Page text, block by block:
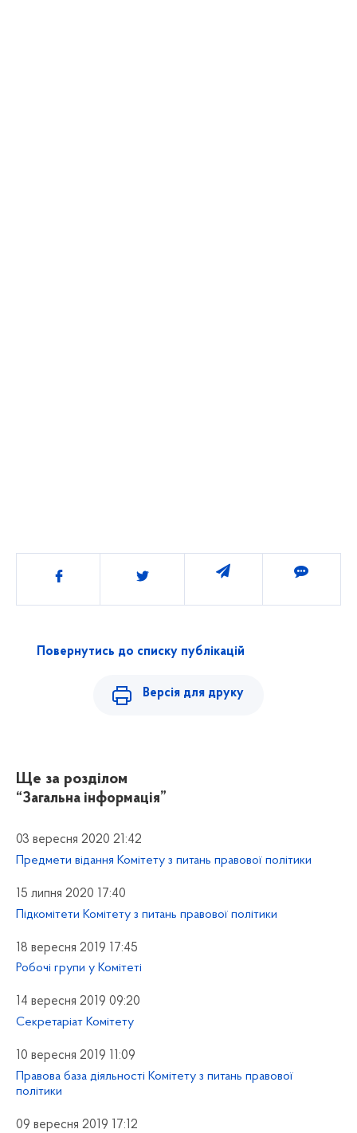
Поділитись
Повернутись до списку публікацій
Версія для друку
Ще за розділом
“Загальна інформація”
03 вересня 2020 21:42
Предмети відання Комітету з питань правової політики
15 липня 2020 17:40
Підкомітети Комітету з питань правової політики
18 вересня 2019 17:45
Робочі групи у Комітеті
14 вересня 2019 09:20
Секретаріат Комітету
10 вересня 2019 11:09
Правова база діяльності Комітету з питань правової
політики
09 вересня 2019 17:12